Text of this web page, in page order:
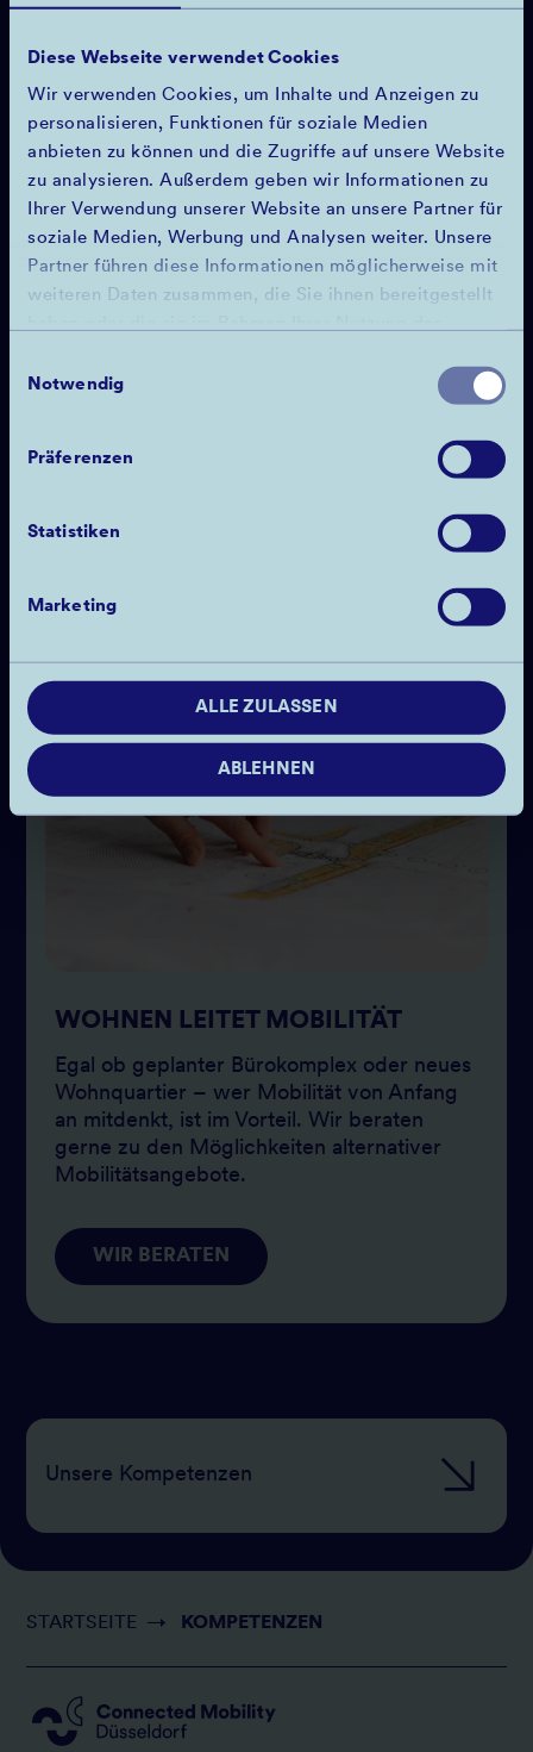
Diese Webseite verwendet Cookies
Wir verwenden Cookies, um Inhalte und Anzeigen zu
personalisieren, Funktionen für soziale Medien
anbieten zu können und die Zugriffe auf unsere Website
zu analysieren. Außerdem geben wir Informationen zu
Ihrer Verwendung unserer Website an unsere Partner für
soziale Medien, Werbung und Analysen weiter. Unsere
Partner führen diese Informationen möglicherweise mit
weiteren Daten zusammen, die Sie ihnen bereitgestellt
Notwendig
Präferenzen
Statistiken
Marketing
ALLE ZULASSEN
ABLEHNEN
»Herausforderungen begegnen wir mit
TECHNISCHER GESCHÄFTSFÜHRER DER CMD
WOHNEN LEITET MOBILITÄT
Egal ob geplanter Bürokomplex oder neues
Wohnquartier – wer Mobilität von Anfang
an mitdenkt, ist im Vorteil. Wir beraten
gerne zu den Möglichkeiten alternativer
Mobilitätsangebote.
WIR BERATEN
Unsere Kompetenzen
Pfadnavigation
STARTSEITE → KOMPETENZEN